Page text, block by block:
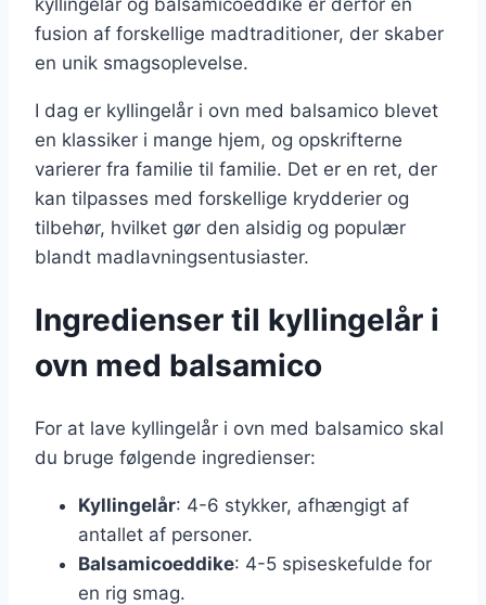
kyllingelår og balsamicoeddike er derfor en
fusion af forskellige madtraditioner, der skaber
en unik smagsoplevelse.
I dag er kyllingelår i ovn med balsamico blevet
en klassiker i mange hjem, og opskrifterne
varierer fra familie til familie. Det er en ret, der
kan tilpasses med forskellige krydderier og
tilbehør, hvilket gør den alsidig og populær
blandt madlavningsentusiaster.
Ingredienser til kyllingelår i
ovn med balsamico
For at lave kyllingelår i ovn med balsamico skal
du bruge følgende ingredienser:
Kyllingelår: 4-6 stykker, afhængigt af
antallet af personer.
Balsamicoeddike: 4-5 spiseskefulde for
en rig smag.